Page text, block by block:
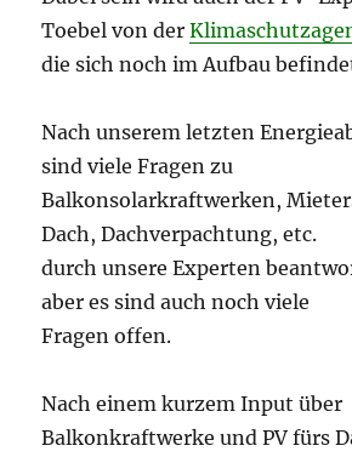
Toebel von der
die sich noch im Aufbau
Nach unserem letzten
sind viele Fragen zu
Balkonsolarkraftwerken,
Dach, Dachverpachtung, etc.
durch unsere Experten
aber es sind auch noch viele
Fragen offen.
Nach einem kurzem Input über
Balkonkraftwerke und PV fürs